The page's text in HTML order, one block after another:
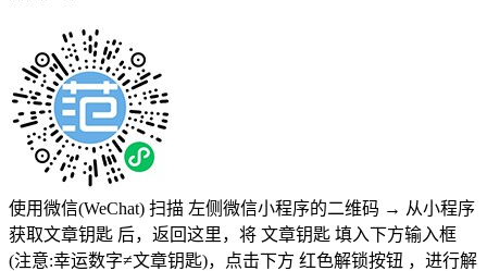
使用微信(WeChat) 扫描 左侧微信小程序的二维码 → 从小程序
获取文章钥匙 后，返回这里，将 文章钥匙 填入下方输入框
(注意:幸运数字≠文章钥匙)，点击下方 红色解锁按钮 ，进行解